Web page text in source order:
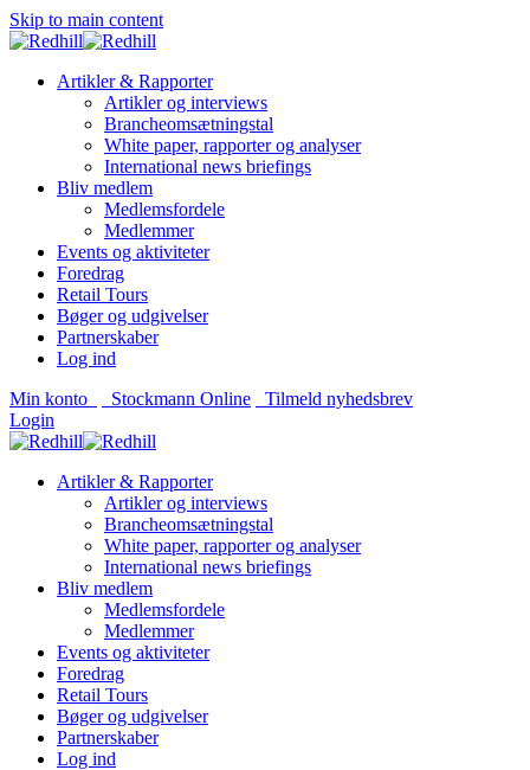
Skip to main content
Artikler & Rapporter
Artikler og interviews
Brancheomsætningstal
White paper, rapporter og analyser
International news briefings
Bliv medlem
Medlemsfordele
Medlemmer
Events og aktiviteter
Foredrag
Retail Tours
Bøger og udgivelser
Partnerskaber
Log ind
Min konto
Stockmann Online
Tilmeld nyhedsbrev
Login
Artikler & Rapporter
Artikler og interviews
Brancheomsætningstal
White paper, rapporter og analyser
International news briefings
Bliv medlem
Medlemsfordele
Medlemmer
Events og aktiviteter
Foredrag
Retail Tours
Bøger og udgivelser
Partnerskaber
Log ind